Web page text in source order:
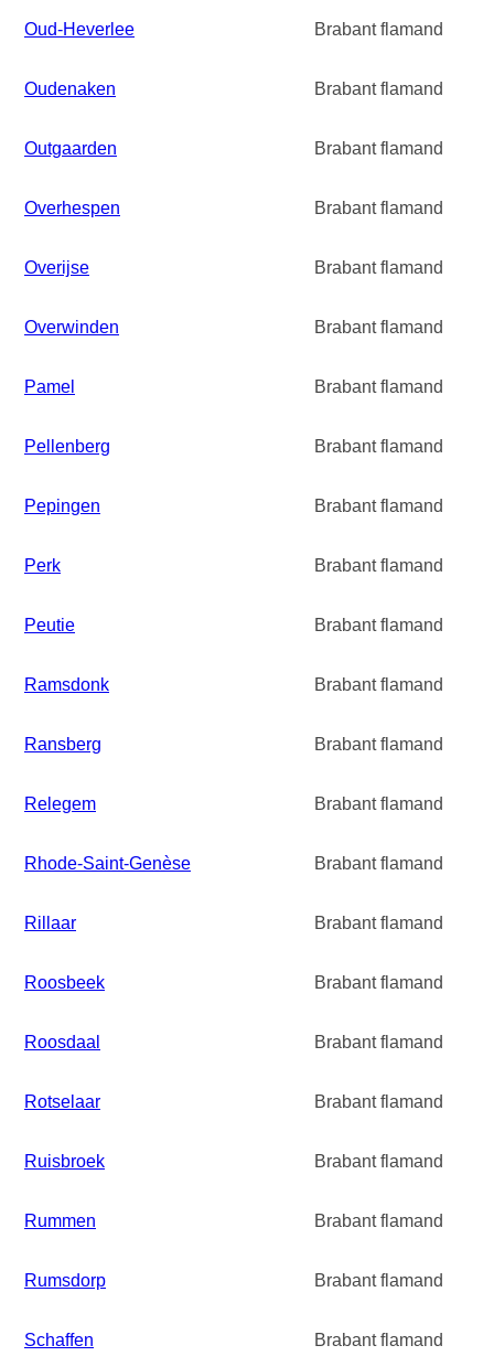
Oud-Heverlee Brabant flamand
Oudenaken Brabant flamand
Outgaarden Brabant flamand
Overhespen Brabant flamand
Overijse Brabant flamand
Overwinden Brabant flamand
Pamel Brabant flamand
Pellenberg Brabant flamand
Pepingen Brabant flamand
Perk Brabant flamand
Peutie Brabant flamand
Ramsdonk Brabant flamand
Ransberg Brabant flamand
Relegem Brabant flamand
Rhode-Saint-Genèse Brabant flamand
Rillaar Brabant flamand
Roosbeek Brabant flamand
Roosdaal Brabant flamand
Rotselaar Brabant flamand
Ruisbroek Brabant flamand
Rummen Brabant flamand
Rumsdorp Brabant flamand
Schaffen Brabant flamand